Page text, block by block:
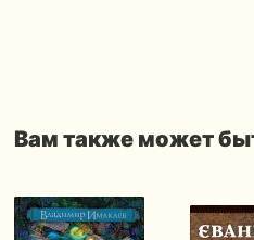
Вам также может